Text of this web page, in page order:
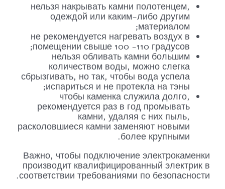
нельзя накрывать камни полотенцем,
одеждой или каким-либо другим
материалом;
не рекомендуется нагревать воздух в
помещении свыше 100 -110 градусов;
нельзя обливать камни большим
количеством воды, можно слегка
сбрызгивать, но так, чтобы вода успела
испариться и не протекла на тэны;
чтобы каменка служила долго,
рекомендуется раз в год промывать
камни, удаляя с них пыль,
расколовшиеся камни заменяют новыми
более крупными.
Важно, чтобы подключение электрокаменки
производит квалифицированный электрик в
соответствии требованиями по безопасности.